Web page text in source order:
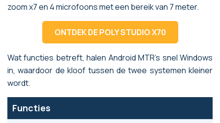
zoom x7 en 4 microfoons met een bereik van 7 meter.
ONTDEK DE POLY STUDIO X70
Wat functies betreft, halen Android MTR's snel Windows
in, waardoor de kloof tussen de twee systemen kleiner
wordt.
Functies